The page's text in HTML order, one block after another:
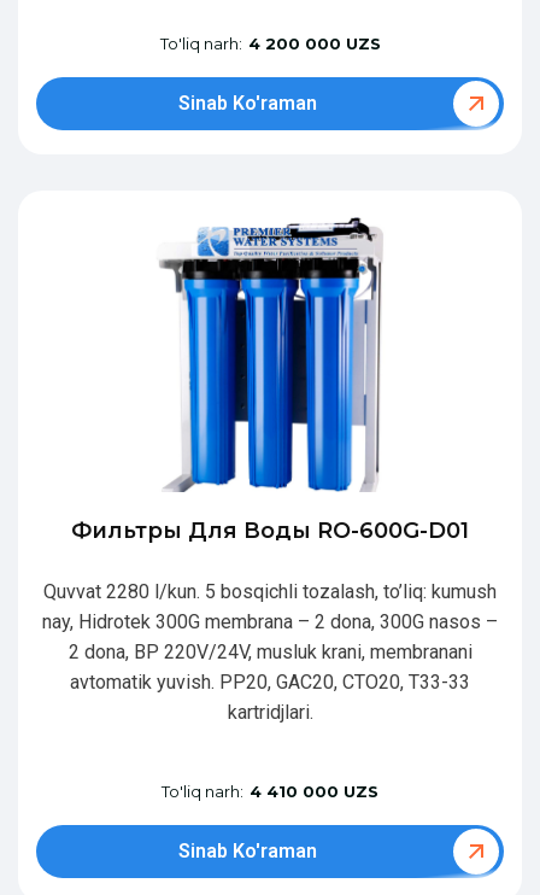
To'liq narh: 4 200 000 UZS
Sinab Ko'raman
Фильтры Для Воды RO-600G-D01
Quvvat 2280 l/kun. 5 bosqichli tozalash, to’liq: kumush
nay, Hidrotek 300G membrana – 2 dona, 300G nasos –
2 dona, BP 220V/24V, musluk krani, membranani
avtomatik yuvish. PP20, GAC20, CTO20, T33-33
kartridjlari.
To'liq narh: 4 410 000 UZS
Sinab Ko'raman